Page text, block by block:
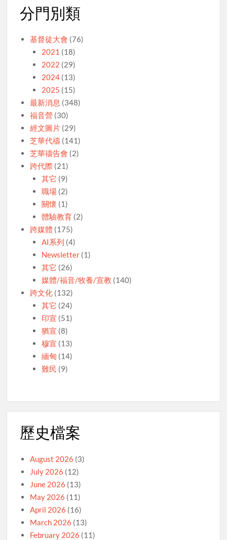
分門別類
基督徒大會 (76)
2021 (18)
2022 (29)
2024(13)
2025 (15)
最新消息 (348)
福音營 (30)
經文圖片 (29)
芝華代禱 (141)
芝華禱告會 (2)
跨代際 (21)
其它 (9)
職場(2)
關懷 (1)
體驗教育(2)
跨媒體 (175)
AI系列 (4)
Newsletter(1)
其它 (26)
媒體/福音/牧養/宣教 (140)
跨文化 (132)
其它 (24)
印宣 (51)
猶宣 (8)
穆宣 (13)
緬甸 (14)
難民 (9)
歷史檔案
August 2026 (3)
July 2026 (12)
June 2026 (13)
May 2026 (11)
April 2026 (16)
March 2026 (13)
February 2026 (11)